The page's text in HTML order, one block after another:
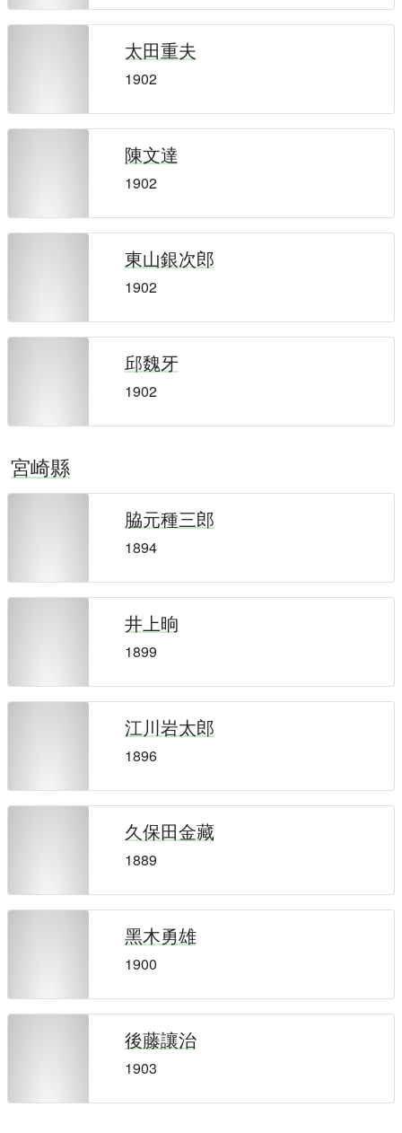
太田重夫
1902
陳文達
1902
東山銀次郎
1902
邱魏牙
1902
宮崎縣
脇元種三郎
1894
井上晌
1899
江川岩太郎
1896
久保田金藏
1889
黑木勇雄
1900
後藤讓治
1903